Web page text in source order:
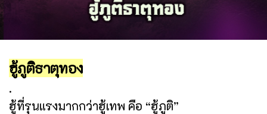
ฮู้ภูติธาตุทอง
.
ฮู้ที่รุนแรงมากกว่าฮู้เทพ คือ “ฮู้ภูติ”